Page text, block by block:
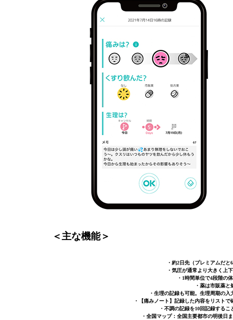
＜主な機能＞
・約2日先（プレミアムだと
・気圧が通常より大きく上
・1時間単位で4段階の
・薬は市販薬と
・生理の記録も可能。生理周期の
・【痛みノート】記録した内容をリスト
・不調の記録を10回記録する
・全国マップ：全国主要都市の明後日